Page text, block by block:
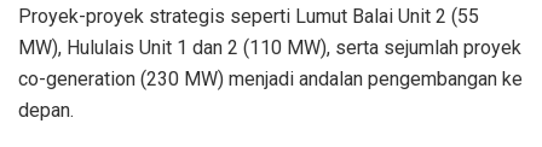
Proyek-proyek strategis seperti Lumut Balai Unit 2 (55
MW), Hululais Unit 1 dan 2 (110 MW), serta sejumlah proyek
co-generation (230 MW) menjadi andalan pengembangan ke
depan.